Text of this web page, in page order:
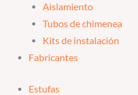
Aislamiento
Tubos de chimenea
Kits de instalación
Fabricantes
Estufas